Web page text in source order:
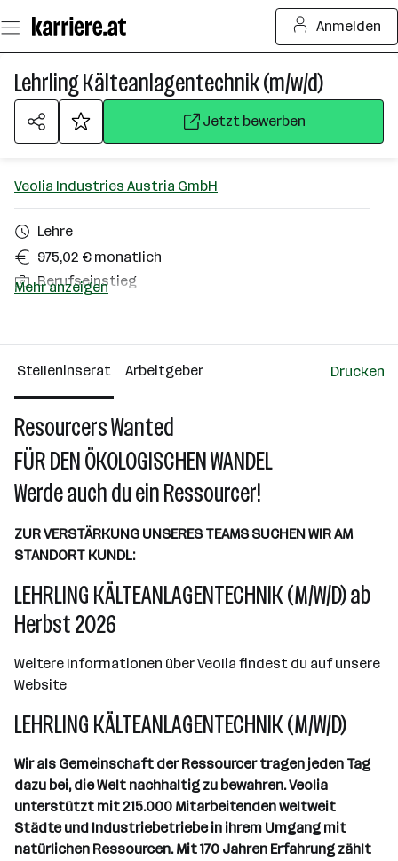
Seiteninhalt
springen
Anmelden
Lehrling Kälteanlagentechnik (m/w/d)
Jetzt bewerben
Veolia Industries Austria GmbH
Lehre
975,02 € monatlich
Berufseinstieg
Über das Unternehmen
101 - 500 Mitarbeiter*innen
Kundl
Mehr anzeigen
Stelleninserat Arbeitgeber Drucken
Resourcers Wanted
FÜR DEN ÖKOLOGISCHEN WANDEL
Werde auch du ein Ressourcer!
ZUR VERSTÄRKUNG UNSERES TEAMS SUCHEN WIR AM
STANDORT KUNDL:
LEHRLING KÄLTEANLAGENTECHNIK (M/W/D) ab
Herbst 2026
Weitere Informationen über Veolia findest du auf unsere
Website
LEHRLING KÄLTEANLAGENTECHNIK (M/W/D)
Wir als Gemeinschaft der Ressourcer tragen jeden Tag
dazu bei, die Welt nachhaltig zu bewahren. Veolia
unterstützt mit 215.000 Mitarbeitenden weltweit
Städte und Industriebetriebe in ihrem Umgang mit
natürlichen Ressourcen. Mit 170 Jahren Erfahrung zählt